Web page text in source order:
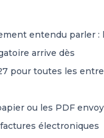
entendu parler :
arrive dès
pour toutes les
ou les PDF
électroniques